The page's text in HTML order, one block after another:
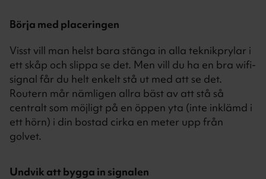
Börja med placeringen
Visst vill man helst bara stänga in alla teknikprylar i
ett skåp och slippa se det. Men vill du ha en bra wifi-
signal får du helt enkelt stå ut med att se det.
Routern mår nämligen allra bäst av att stå så
centralt som möjligt på en öppen yta (inte inklämd i
ett hörn) i din bostad cirka en meter upp från
golvet.
Undvik att bygga in signalen